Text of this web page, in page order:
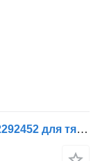
Корпус КПП Scania R-series (01.04-) 2292452 для тягача Scania P,G,R,T-series (2004-2017)